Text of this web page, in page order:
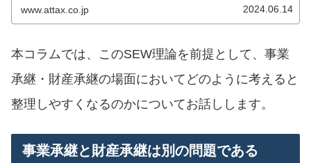
www.attax.co.jp 2024.06.14
本コラムでは、このSEW理論を前提として、事業
承継・財産承継の場面においてどのように考えると
整理しやすくなるのかについてお話しします。
事業承継と財産承継は別の問題である